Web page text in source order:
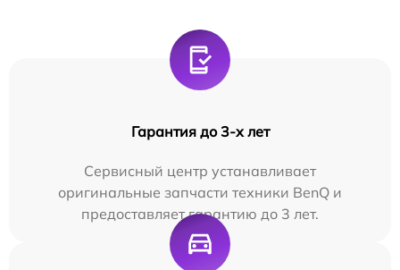
Гарантия до 3-х лет
Сервисный центр устанавливает
оригинальные запчасти техники BenQ и
предоставляет гарантию до 3 лет.